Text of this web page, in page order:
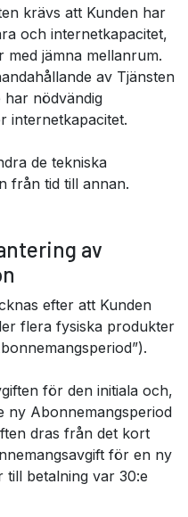
krävs att Kunden har
och internetkapacitet,
jämna mellanrum.
av Tjänsten
nödvändig
internetkapacitet.
de tekniska
från tid till annan.
av
efter att Kunden
flera fysiska produkter
för den initiala och,
ny Abonnemangsperiod
dras från det kort
för en ny
betalning var 30:e